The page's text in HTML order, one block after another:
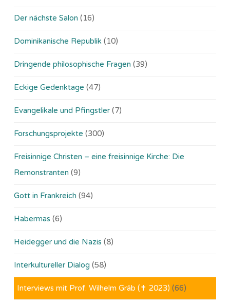
Der nächste Salon (16)
Dominikanische Republik (10)
Dringende philosophische Fragen (39)
Eckige Gedenktage (47)
Evangelikale und Pfingstler (7)
Forschungsprojekte (300)
Freisinnige Christen – eine freisinnige Kirche: Die
Remonstranten (9)
Gott in Frankreich (94)
Habermas (6)
Heidegger und die Nazis (8)
Interkultureller Dialog (58)
Interviews mit Prof. Wilhelm Gräb (✝ 2023) (66)